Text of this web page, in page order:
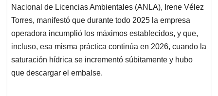
Nacional de Licencias Ambientales (ANLA), Irene Vélez
Torres, manifestó que durante todo 2025 la empresa
operadora incumplió los máximos establecidos, y que,
incluso, esa misma práctica continúa en 2026, cuando la
saturación hídrica se incrementó súbitamente y hubo
que descargar el embalse.